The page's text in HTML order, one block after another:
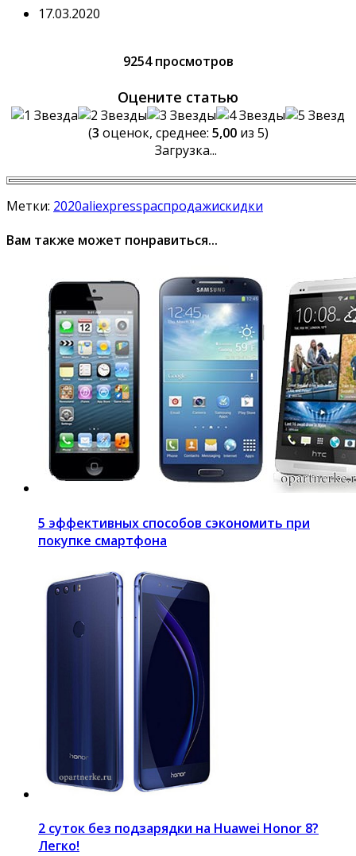
17.03.2020
9254 просмотров
Оцените статью
(3 оценок, среднее: 5,00из 5)
Загрузка...
Метки: 2020aliexpressраспродажискидки
Вам также может понравиться...
5 эффективных способов сэкономить при
покупке смартфона
2 суток без подзарядки на Huawei Honor 8?
Легко!